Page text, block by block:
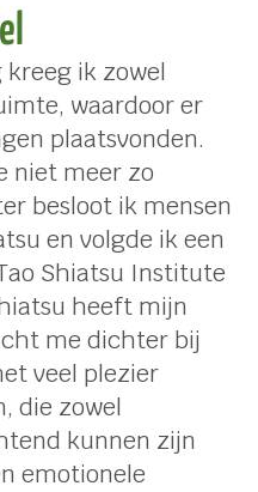
ik zowel
waardoor er
plaatsvonden.
niet meer zo
besloot ik mensen
en volgde ik een
Shiatsu Institute
heeft mijn
me dichter bij
veel plezier
die zowel
kunnen zijn
emotionele